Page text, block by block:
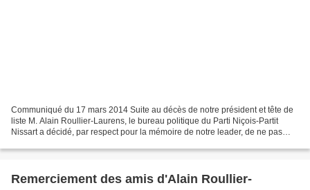
Communiqué du 17 mars 2014 Suite au décès de notre président et tête de
liste M. Alain Roullier-Laurens, le bureau politique du Parti Niçois-Partit
Nissart a décidé, par respect pour la mémoire de notre leader, de ne pas
Remerciement des amis d'Alain Roullier-